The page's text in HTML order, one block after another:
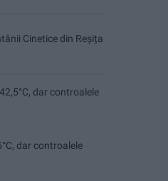
Cinetice din Reșița
dar controalele
dar controalele